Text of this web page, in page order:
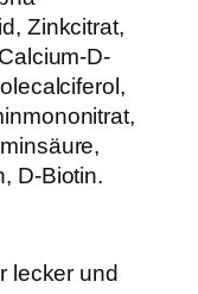
Zinkcitrat,
D-
D-Biotin.
lecker und